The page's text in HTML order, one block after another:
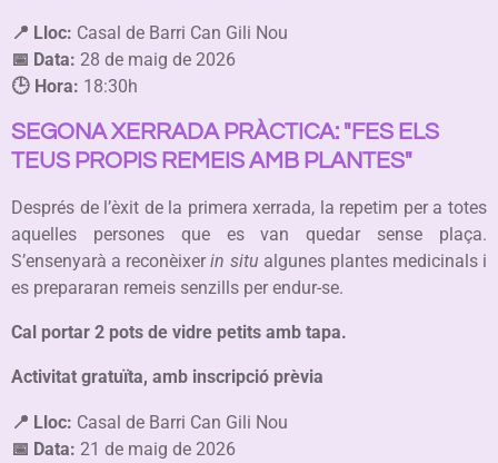
📍 Lloc: Casal de Barri Can Gili Nou
📅 Data: 28 de maig de 2026
🕒 Hora: 18:30h
SEGONA XERRADA PRÀCTICA: "FES ELS
TEUS PROPIS REMEIS AMB PLANTES"
Després de l’èxit de la primera xerrada, la repetim per a totes
aquelles persones que es van quedar sense plaça.
S’ensenyarà a reconèixerin situ algunes plantes medicinals i
es prepararan remeis senzills per endur-se.
Cal portar 2 pots de vidre petits amb tapa.
Activitat gratuïta, amb inscripció prèvia
📍 Lloc: Casal de Barri Can Gili Nou
📅 Data: 21 de maig de 2026